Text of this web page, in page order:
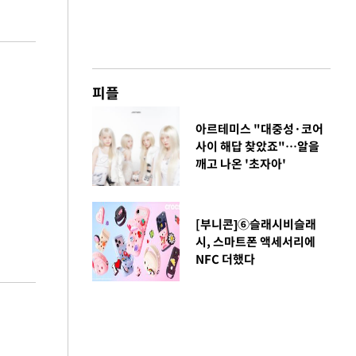
피플
아르테미스 "대중성·코어
사이 해답 찾았죠"…알을
깨고 나온 '초자아'
[부니콘]⑥슬래시비슬래
시, 스마트폰 액세서리에
NFC 더했다